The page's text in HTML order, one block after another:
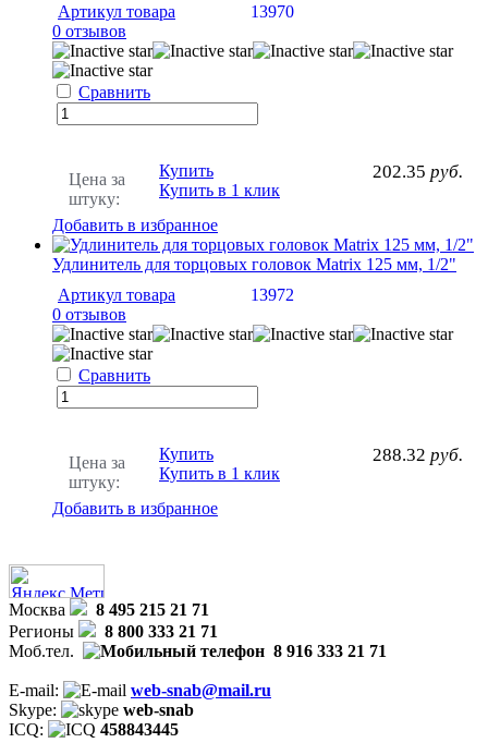
Артикул товара
13970
0 отзывов
Сравнить
Цена за
штуку:
202.35 руб.
Купить
Купить в 1 клик
Добавить в избранное
Удлинитель для торцовых головок Matrix 125 мм, 1/2"
Артикул товара
13972
0 отзывов
Сравнить
Цена за
штуку:
288.32 руб.
Купить
Купить в 1 клик
Добавить в избранное
Москва
8 495 215 21 71
Регионы
8 800 333 21 71
Моб.тел.
8 916 333 21 71
E-mail:
web-snab@mail.ru
Skype:
web-snab
ICQ:
458843445